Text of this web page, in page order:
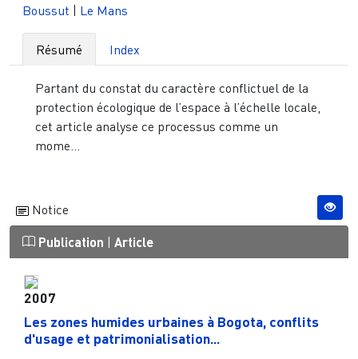
Boussut | Le Mans
Résumé Index
Partant du constat du caractère conflictuel de la
protection écologique de l’espace à l’échelle locale,
cet article analyse ce processus comme un
mome...
Notice
Publication | Article
2007
Les zones humides urbaines à Bogota, conflits
d'usage et patrimonialisation...